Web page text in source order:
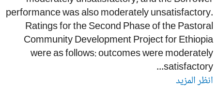
performance was also moderately
Ratings for the Second Phase of the
Community Development Project for
were as follows: outcomes were
المزيد